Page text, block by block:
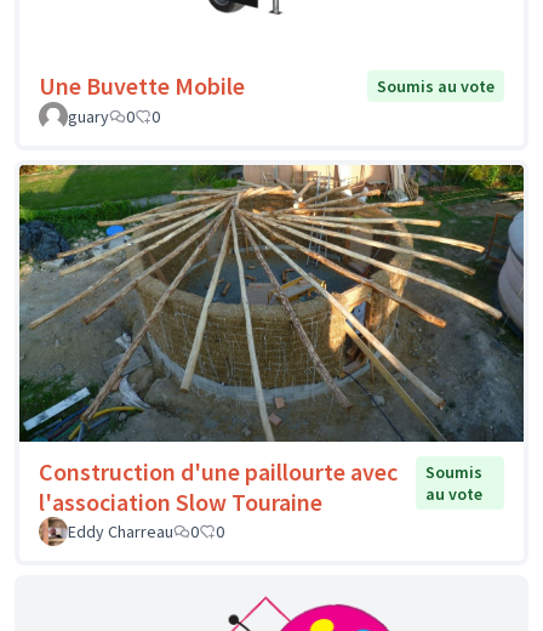
Une Buvette Mobile
Soumis au vote
guary
0 0
Construction d'une paillourte avec
l'association Slow Touraine
Soumis
au vote
Eddy Charreau
0 0